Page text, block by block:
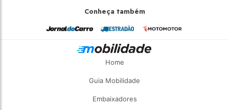
Conheça também
Home
Guia Mobilidade
Embaixadores